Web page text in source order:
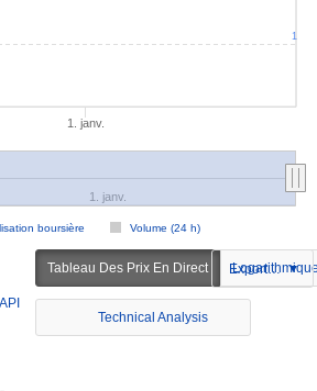
1. janv.
boursière Volume (24 h)
1. janv.
1
Tableau Des Prix En Direct Exportation
Technical Analysis